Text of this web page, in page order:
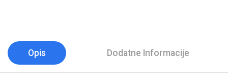
Opis Dodatne Informacije